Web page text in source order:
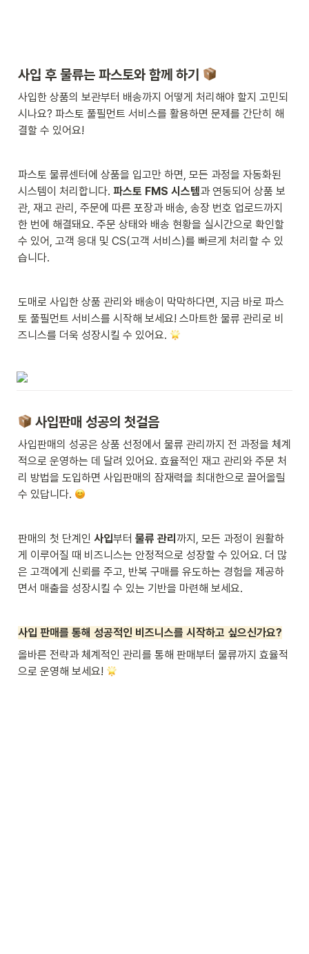
사입 후 물류는 파스토와 함께 하기
사입한 상품의 보관부터 배송까지 어떻게 처리해야 할지 고민되
시나요? 파스토 풀필먼트 서비스를 활용하면 문제를 간단히 해
결할 수 있어요!
파스토 물류센터에 상품을 입고만 하면, 모든 과정을 자동화된
시스템이 처리합니다. 파스토 FMS 시스템과 연동되어 상품 보
관, 재고 관리, 주문에 따른 포장과 배송, 송장 번호 업로드까지
한 번에 해결돼요. 주문 상태와 배송 현황을 실시간으로 확인할
수 있어, 고객 응대 및 CS(고객 서비스)를 빠르게 처리할 수 있
습니다.
도매로 사입한 상품 관리와 배송이 막막하다면, 지금 바로 파스
토 풀필먼트 서비스를 시작해 보세요! 스마트한 물류 관리로 비
즈니스를 더욱 성장시킬 수 있어요.
사입판매 성공의 첫걸음
사입판매의 성공은 상품 선정에서 물류 관리까지 전 과정을 체계
적으로 운영하는 데 달려 있어요. 효율적인 재고 관리와 주문 처
리 방법을 도입하면 사입판매의 잠재력을 최대한으로 끌어올릴
수 있답니다.
판매의 첫 단계인 사입부터 물류 관리 까지, 모든 과정이 원활하
게 이루어질 때 비즈니스는 안정적으로 성장할 수 있어요. 더 많
은 고객에게 신뢰를 주고, 반복 구매를 유도하는 경험을 제공하
면서 매출을 성장시킬 수 있는 기반을 마련해 보세요.
사입 판매를 통해 성공적인 비즈니스를 시작하고 싶으신가요?
올바른 전략과 체계적인 관리를 통해 판매부터 물류까지 효율적
으로 운영해 보세요!